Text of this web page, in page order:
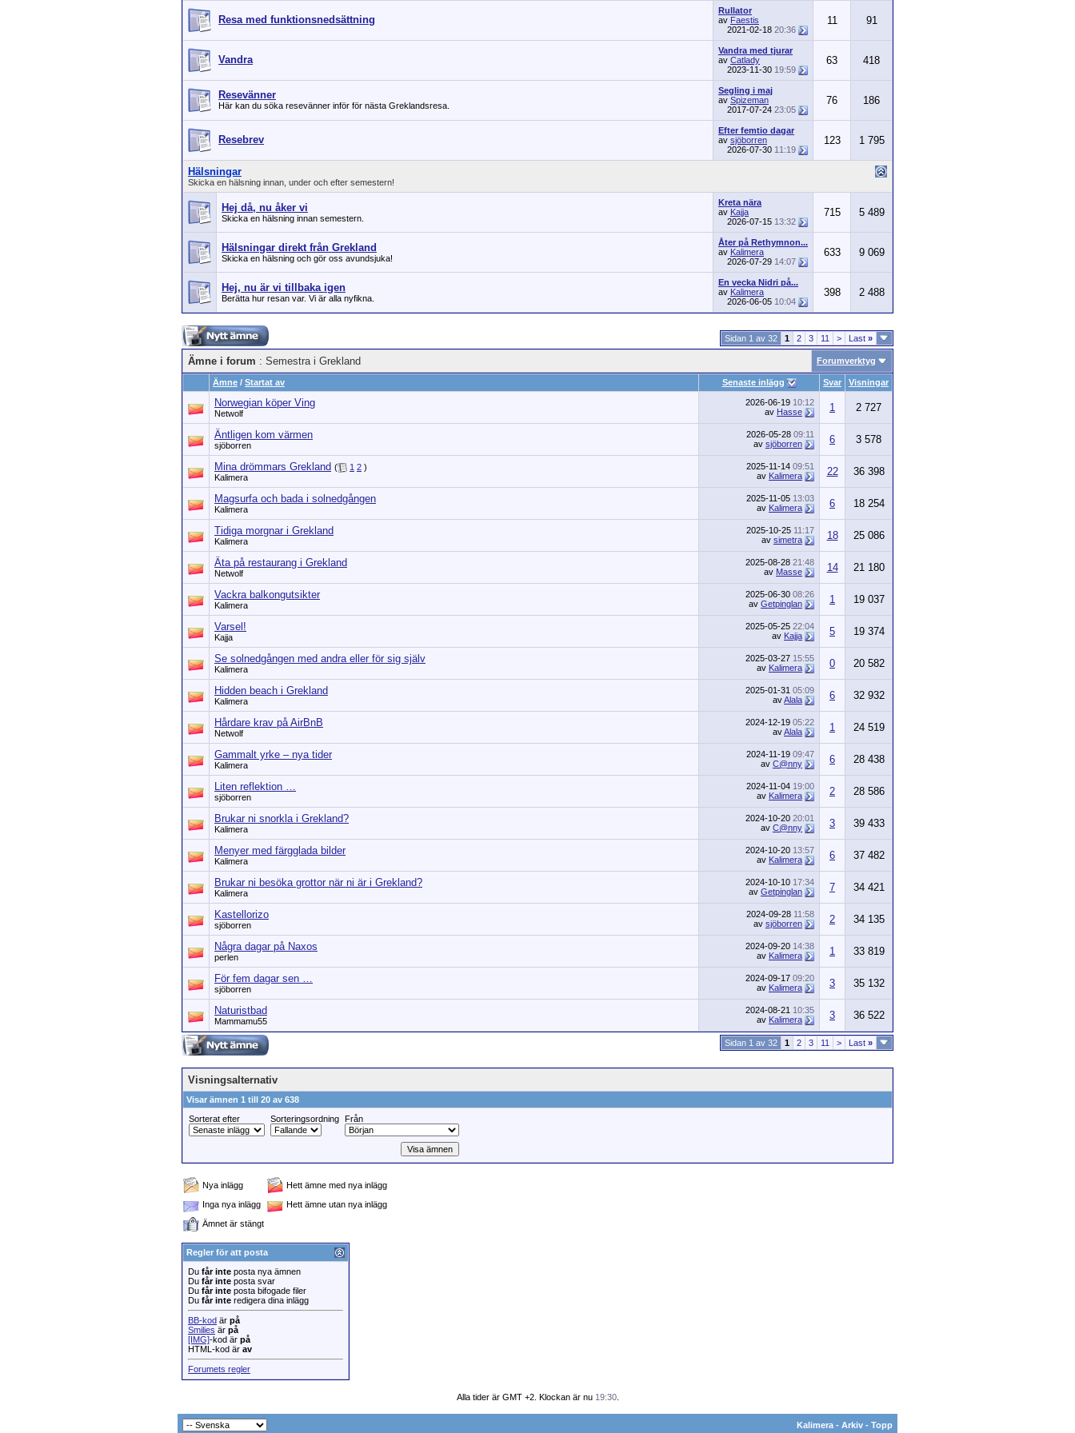
Resa med funktionsnedsättning
Rullator
av Faestis
2021-02-18 20:36
11 91
Vandra
Vandra med tjurar
av Catlady
2023-11-30 19:59
63 418
Resevänner
Här kan du söka resevänner inför för nästa Greklandsresa.
Segling i maj
av Spizeman
2017-07-24 23:05
76 186
Resebrev
Efter femtio dagar
av sjöborren
2026-07-30 11:19
123 1 795
Hälsningar
Skicka en hälsning innan, under och efter semestern!
Hej då, nu åker vi
Skicka en hälsning innan semestern.
Kreta nära
av Kajja
2026-07-15 13:32
715 5 489
Hälsningar direkt från Grekland
Skicka en hälsning och gör oss avundsjuka!
Åter på Rethymnon...
av Kalimera
2026-07-29 14:07
633 9 069
Hej, nu är vi tillbaka igen
Berätta hur resan var. Vi är alla nyfikna.
En vecka Nidri på...
av Kalimera
2026-06-05 10:04
398 2 488
Sidan 1 av 32 1 2 3 11 > Last »
Ämne i forum : Semestra i Grekland Forumverktyg
Ämne / Startat av Senaste inlägg Svar Visningar
Norwegian köper Ving
Netwolf
2026-06-19 10:12
av Hasse 1 2 727
Äntligen kom värmen
sjöborren
2026-05-28 09:11
av sjöborren 6 3 578
Mina drömmars Grekland ( 1 2 )
Kalimera
2025-11-14 09:51
av Kalimera 22 36 398
Magsurfa och bada i solnedgången
Kalimera
2025-11-05 13:03
av Kalimera 6 18 254
Tidiga morgnar i Grekland
Kalimera
2025-10-25 11:17
av simetra 18 25 086
Äta på restaurang i Grekland
Netwolf
2025-08-28 21:48
av Masse 14 21 180
Vackra balkongutsikter
Kalimera
2025-06-30 08:26
av Getpinglan 1 19 037
Varsel!
Kajja
2025-05-25 22:04
av Kajja 5 19 374
Se solnedgången med andra eller för sig själv
Kalimera
2025-03-27 15:55
av Kalimera 0 20 582
Hidden beach i Grekland
Kalimera
2025-01-31 05:09
avAlala 6 32 932
Hårdare krav på AirBnB
Netwolf
2024-12-19 05:22
avAlala 1 24 519
Gammalt yrke – nya tider
Kalimera
2024-11-19 09:47
av C@nny 6 28 438
Liten reflektion …
sjöborren
2024-11-04 19:00
av Kalimera 2 28 586
Brukar ni snorkla i Grekland?
Kalimera
2024-10-20 20:01
av C@nny 3 39 433
Menyer med färgglada bilder
Kalimera
2024-10-20 13:57
av Kalimera 6 37 482
Brukar ni besöka grottor när ni är i Grekland?
Kalimera
2024-10-10 17:34
av Getpinglan 7 34 421
Kastellorizo
sjöborren
2024-09-28 11:58
av sjöborren 2 34 135
Några dagar på Naxos
perlen
2024-09-20 14:38
av Kalimera 1 33 819
För fem dagar sen …
sjöborren
2024-09-17 09:20
av Kalimera 3 35 132
Naturistbad
Mammamu55
2024-08-21 10:35
av Kalimera 3 36 522
Sidan 1 av 32 1 2 3 11 > Last »
Visningsalternativ
Visar ämnen 1 till 20 av 638
Sorterat efter
Sorteringsordning Från
Nya inlägg
Hett ämne med nya inlägg
Inga nya inlägg
Hett ämne utan nya inlägg
Ämnet är stängt
Regler för att posta
Du får inte posta nya ämnen
Du får inte posta svar
Du får inte posta bifogade filer
Du får inte redigera dina inlägg
BB-kod är på
Smilies är på
[IMG]-kod är på
HTML-kod är av
Forumets regler
Alla tider är GMT +2. Klockan är nu 19:30.
Kalimera - Arkiv - Topp